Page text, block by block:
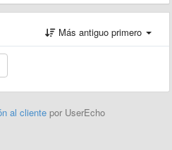
Más antiguo primero
al cliente por UserEcho